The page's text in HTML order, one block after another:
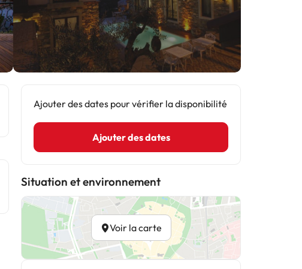
Ajouter des dates pour vérifier la disponibilité
Ajouter des dates
Situation et environnement
Voir la carte